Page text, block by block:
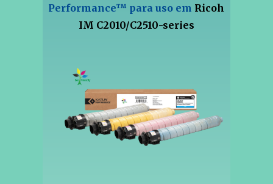
Performance™ para uso em Ricoh
IM C2010/C2510-series